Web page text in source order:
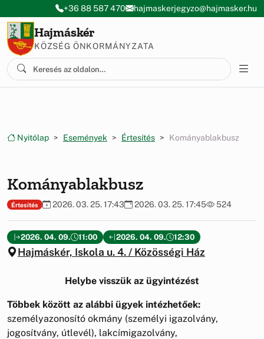
Ugrás a menüre
Ugrás a tartalomra
+36 88 587 470 hajmaskerjegyzo@hajmasker.hu
Hajmáskér
KÖZSÉG ÖNKORMÁNYZATA
Nyitólap Események Értesítés Kományablakbusz
Kományablakbusz
Értesítés 2026. 03. 25. 17:43 2026. 03. 25. 17:45 524
2026. 04. 09. 11:00 2026. 04. 09. 12:30
Hajmáskér, Iskola u. 4. / Közösségi Ház
Helybe visszük az ügyintézést
Többek között az alábbi ügyek intézhetőek:
személyazonosító okmány (személyi igazolvány,
jogosítvány, útlevél), lakcímigazolvány,